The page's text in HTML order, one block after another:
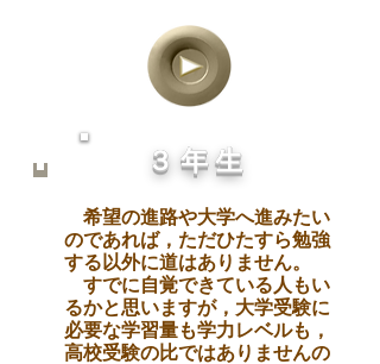
希望の進路や大学へ進みたい
のであれば，ただひたすら勉強
する以外に道はありません。
すでに自覚できている人もい
るかと思いますが，大学受験に
必要な学習量も学力レベルも，
高校受験の比ではありませんの
３ 年 生